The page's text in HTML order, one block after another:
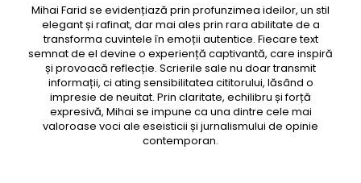
Mihai Farid se evidențiază prin profunzimea ideilor, un stil
elegant și rafinat, dar mai ales prin rara abilitate de a
transforma cuvintele în emoții autentice. Fiecare text
semnat de el devine o experiență captivantă, care inspiră
și provoacă reflecție. Scrierile sale nu doar transmit
informații, ci ating sensibilitatea cititorului, lăsând o
impresie de neuitat. Prin claritate, echilibru și forță
expresivă, Mihai se impune ca una dintre cele mai
valoroase voci ale eseisticii și jurnalismului de opinie
contemporan.